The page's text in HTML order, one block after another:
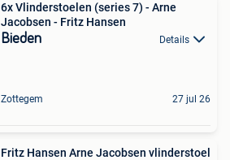
6x Vlinderstoelen (series 7) - Arne
Jacobsen - Fritz Hansen
Bieden Details
Zottegem 27 jul 26
Fritz Hansen Arne Jacobsen vlinderstoel